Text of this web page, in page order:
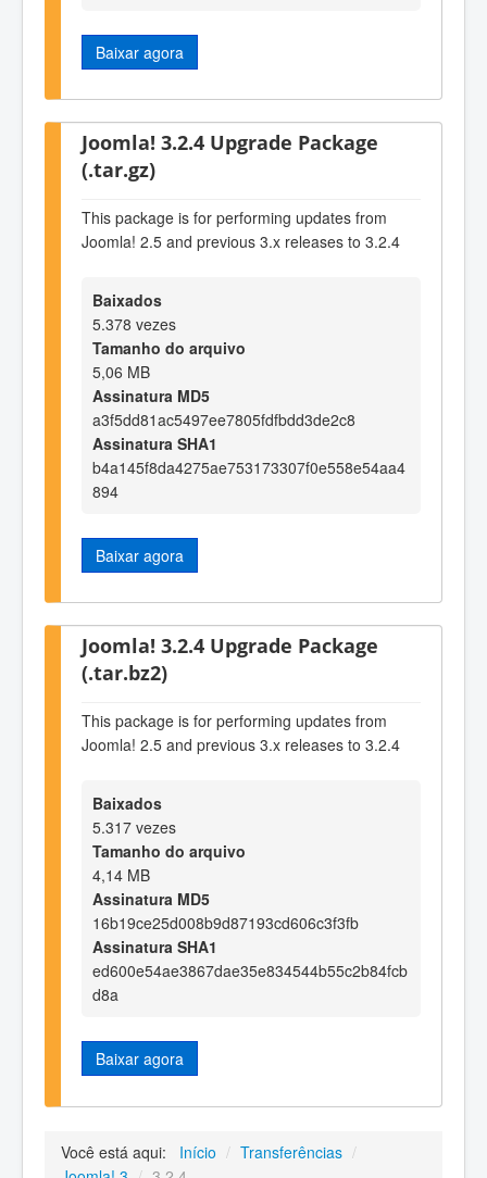
Baixar agora
Joomla! 3.2.4 Upgrade Package
(.tar.gz)
This package is for performing updates from
Joomla! 2.5 and previous 3.x releases to 3.2.4
Baixados
5.378 vezes
Tamanho do arquivo
5,06 MB
Assinatura MD5
a3f5dd81ac5497ee7805fdfbdd3de2c8
Assinatura SHA1
b4a145f8da4275ae753173307f0e558e54aa4
894
Baixar agora
Joomla! 3.2.4 Upgrade Package
(.tar.bz2)
This package is for performing updates from
Joomla! 2.5 and previous 3.x releases to 3.2.4
Baixados
5.317 vezes
Tamanho do arquivo
4,14 MB
Assinatura MD5
16b19ce25d008b9d87193cd606c3f3fb
Assinatura SHA1
ed600e54ae3867dae35e834544b55c2b84fcb
d8a
Baixar agora
Você está aqui: Início / Transferências /